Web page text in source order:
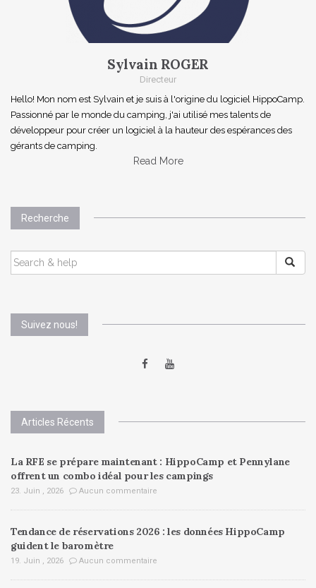
Sylvain ROGER
Directeur
Hello! Mon nom est Sylvain et je suis à l'origine du logiciel HippoCamp.
Passionné par le monde du camping, j'ai utilisé mes talents de
développeur pour créer un logiciel à la hauteur des espérances des
gérants de camping.
Read More
Recherche
SEARCH
FOR:
Suivez nous!
Articles Récents
La RFE se prépare maintenant : HippoCamp et Pennylane
offrent un combo idéal pour les campings
23. Juin , 2026 Aucun commentaire
Tendance de réservations 2026 : les données HippoCamp
guident le baromètre
19. Juin , 2026 Aucun commentaire